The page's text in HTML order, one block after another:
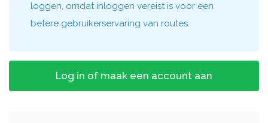
loggen, omdat inloggen vereist is voor een
betere gebruikerservaring van routes.
Log in of maak een account aan